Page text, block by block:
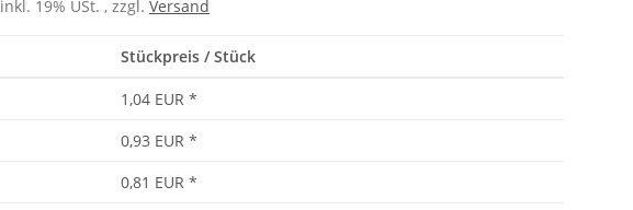
inkl. 19% USt. , zzgl. Versand
Stückpreis / Stück
1,04 EUR *
0,93 EUR *
0,81 EUR *